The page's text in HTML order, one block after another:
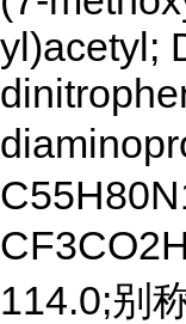
yl)acetyl;
114.0;别